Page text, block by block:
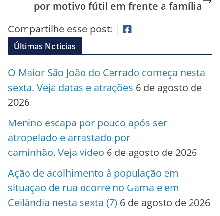
por motivo fútil em frente a família
Compartilhe esse post:
Últimas Notícias
O Maior São João do Cerrado começa nesta
sexta. Veja datas e atrações 6 de agosto de
2026
Menino escapa por pouco após ser
atropelado e arrastado por
caminhão. Veja vídeo 6 de agosto de 2026
Ação de acolhimento à população em
situação de rua ocorre no Gama e em
Ceilândia nesta sexta (7) 6 de agosto de 2026